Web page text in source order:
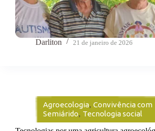
Darliton 21 de janeiro de 2026
Agroecologia, Convivência com
Semiárido, Tecnologia social